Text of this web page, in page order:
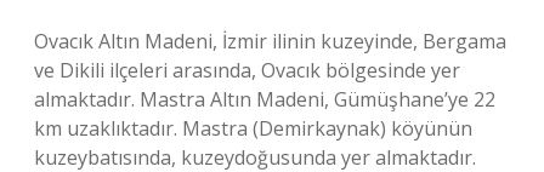
Ovacık Altın Madeni, İzmir ilinin kuzeyinde, Bergama
ve Dikili ilçeleri arasında, Ovacık bölgesinde yer
almaktadır. Mastra Altın Madeni, Gümüşhane’ye 22
km uzaklıktadır. Mastra (Demirkaynak) köyünün
kuzeybatısında, kuzeydoğusunda yer almaktadır.